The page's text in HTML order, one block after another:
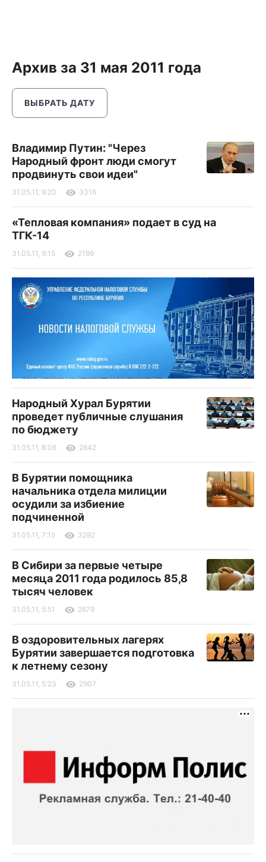
Архив за 31 мая 2011 года
ВЫБРАТЬ ДАТУ
Владимир Путин: "Через
Народный фронт люди смогут
продвинуть свои идеи"
31.05.11, 9:20 3316
«Тепловая компания» подает в суд на
ТГК-14
31.05.11, 9:15 2199
Народный Хурал Бурятии
проведет публичные слушания
по бюджету
31.05.11, 8:06 2642
В Бурятии помощника
начальника отдела милиции
осудили за избиение
подчиненной
31.05.11, 7:15 3292
В Сибири за первые четыре
месяца 2011 года родилось 85,8
тысяч человек
31.05.11, 5:51 2679
В оздоровительных лагерях
Бурятии завершается подготовка
к летнему сезону
31.05.11, 5:23 2907